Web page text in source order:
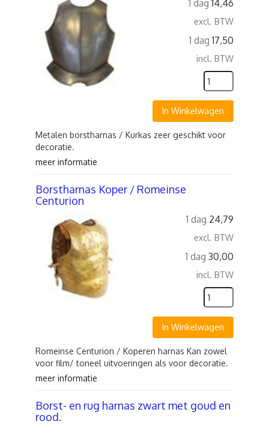
1 dag 14,46
excl. BTW
1 dag 17,50
incl. BTW
In Winkelwagen
Metalen borstharnas / Kurkas zeer geschikt voor
decoratie.
meer informatie
Borstharnas Koper / Romeinse
Centurion
1 dag 24,79
excl. BTW
1 dag 30,00
incl. BTW
In Winkelwagen
Romeinse Centurion / Koperen harnas Kan zowel
voor film/ toneel uitvoeringen als voor decoratie.
meer informatie
Borst- en rug harnas zwart met goud en
rood.